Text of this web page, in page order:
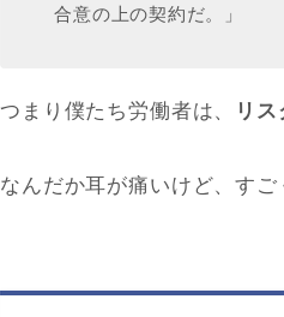
合意の上の契約だ。」
つまり僕たち労働者は、 リ
なんだか耳が痛いけど、す